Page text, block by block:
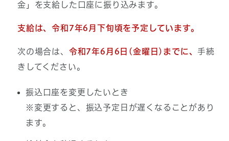
金」を支給した口座に振り込みます。
支給は、令和7年6月下旬頃を予定しています。
次の場合は、 令和7年6月6日(金曜日)までに、 手続
きしてください。
振込口座を変更したいとき
※変更すると、振込予定日が遅くなることがあり
ます。